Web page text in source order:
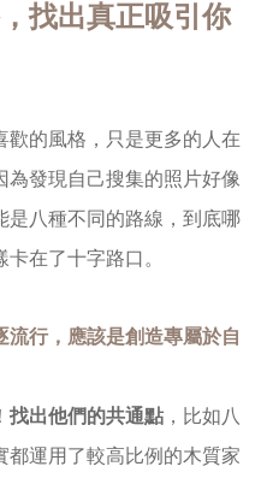
找出真正吸引你
歡的風格，只是更多的人在
為發現自己搜集的照片好像
是八種不同的路線，到底哪
在了十字路口。
流行，應該是創造專屬於自
找出他們的共通點 ，比如八
都運用了較高比例的木質家